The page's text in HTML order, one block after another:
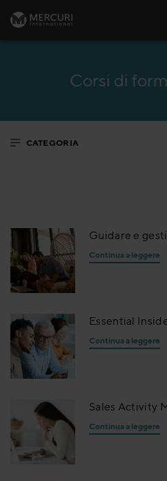
Vai al contenuto
Corsi di
CATEGORIA
Guidare e
Continua a leggere
Essential
Continua a leggere
Sales Activity
Continua a leggere